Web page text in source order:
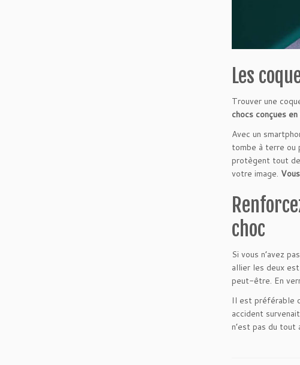
Les
Trouver une
chocs conçues
Avec un
tombe à terre ou
protègent tout
votre image.
choc
Si vous n’avez
allier les deux
peut-être. En
Il est préférable
accident
n’est pas du